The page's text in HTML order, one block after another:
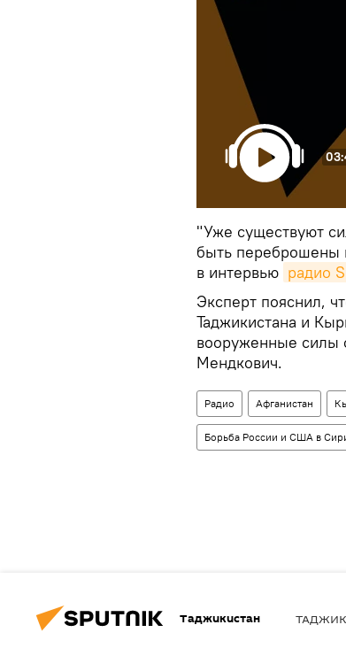
"Уже существуют
быть переброшены
в интервью радио
Эксперт пояснил,
Таджикистана и
вооруженные силы
Мендкович.
Радио Афганистан
Борьба России и США в
Таджикистан